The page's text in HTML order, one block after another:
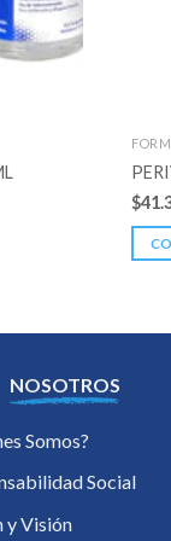
$
NOSOTROS
Somos?
Social
y Visión